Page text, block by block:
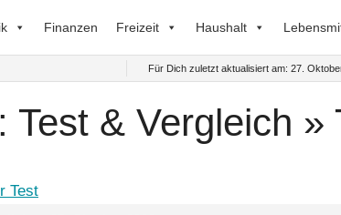
Finanzen Freizeit Haushalt
Für Dich zuletzt aktualisiert am: 27.
& Vergleich »